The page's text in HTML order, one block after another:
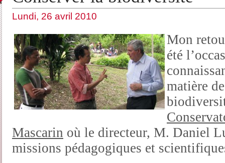
Lundi, 26 avril 2010
Mon
été
matière
Mascarin où le directeur, M. Daniel
missions pédagogiques et